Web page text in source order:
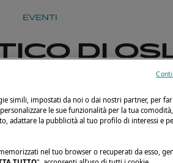
EVENTI
DI
simili, impostati da noi o dai nostri partner, per far
le sue funzionalità per la tua
adattare la pubblicità al tuo profilo di interessi e
nel tuo browser o recuperati da esso,